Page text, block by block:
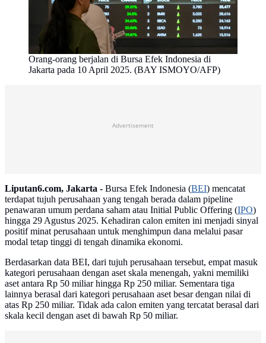
Orang-orang berjalan di Bursa Efek Indonesia di
Jakarta pada 10 April 2025. (BAY ISMOYO/AFP)
Advertisement
Liputan6.com, Jakarta - Bursa Efek Indonesia (BEI) mencatat
terdapat tujuh perusahaan yang tengah berada dalam pipeline
penawaran umum perdana saham atau Initial Public Offering (IPO)
hingga 29 Agustus 2025. Kehadiran calon emiten ini menjadi sinyal
positif minat perusahaan untuk menghimpun dana melalui pasar
modal tetap tinggi di tengah dinamika ekonomi.
Berdasarkan data BEI, dari tujuh perusahaan tersebut, empat masuk
kategori perusahaan dengan aset skala menengah, yakni memiliki
aset antara Rp 50 miliar hingga Rp 250 miliar. Sementara tiga
lainnya berasal dari kategori perusahaan aset besar dengan nilai di
atas Rp 250 miliar. Tidak ada calon emiten yang tercatat berasal dari
skala kecil dengan aset di bawah Rp 50 miliar.